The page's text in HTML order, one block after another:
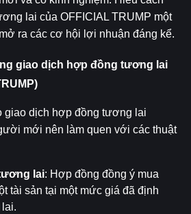
lai của OFFICIAL TRUMP một
ra các cơ hội lợi nhuận đáng kể.
giao dịch hợp đồng tương lai
giao dịch hợp đồng tương lai
mới nên làm quen với các thuật
lai: Hợp đồng đồng ý mua
tài sản tại một mức giá đã định